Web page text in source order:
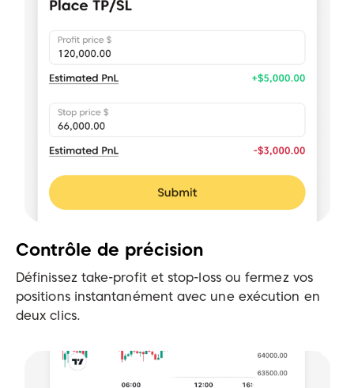
Contrôle de précision
Définissez take-profit et stop-loss ou fermez vos
positions instantanément avec une exécution en
deux clics.